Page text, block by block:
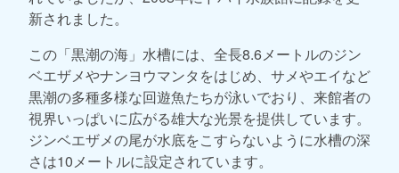
新されました。
この「黒潮の海」水槽には、全長8.6メートルのジン
ベエザメやナンヨウマンタをはじめ、サメやエイなど
黒潮の多種多様な回遊魚たちが泳いでおり、来館者の
視界いっぱいに広がる雄大な光景を提供しています。
ジンベエザメの尾が水底をこすらないように水槽の深
さは10メートルに設定されています。